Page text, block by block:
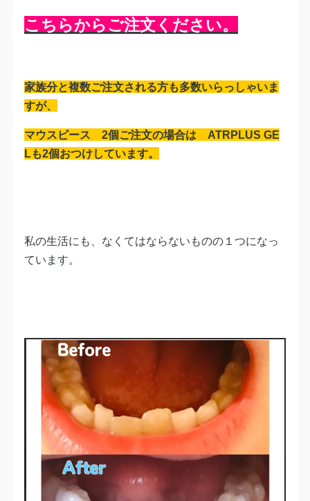
こちらからご注文ください。
家族分と複数ご注文される方も多数いらっしゃいま
すが、
マウスピース 2個ご注文の場合は ATRPLUS GE
Lも2個おつけしています。
私の生活にも、なくてはならないものの１つになっ
ています。